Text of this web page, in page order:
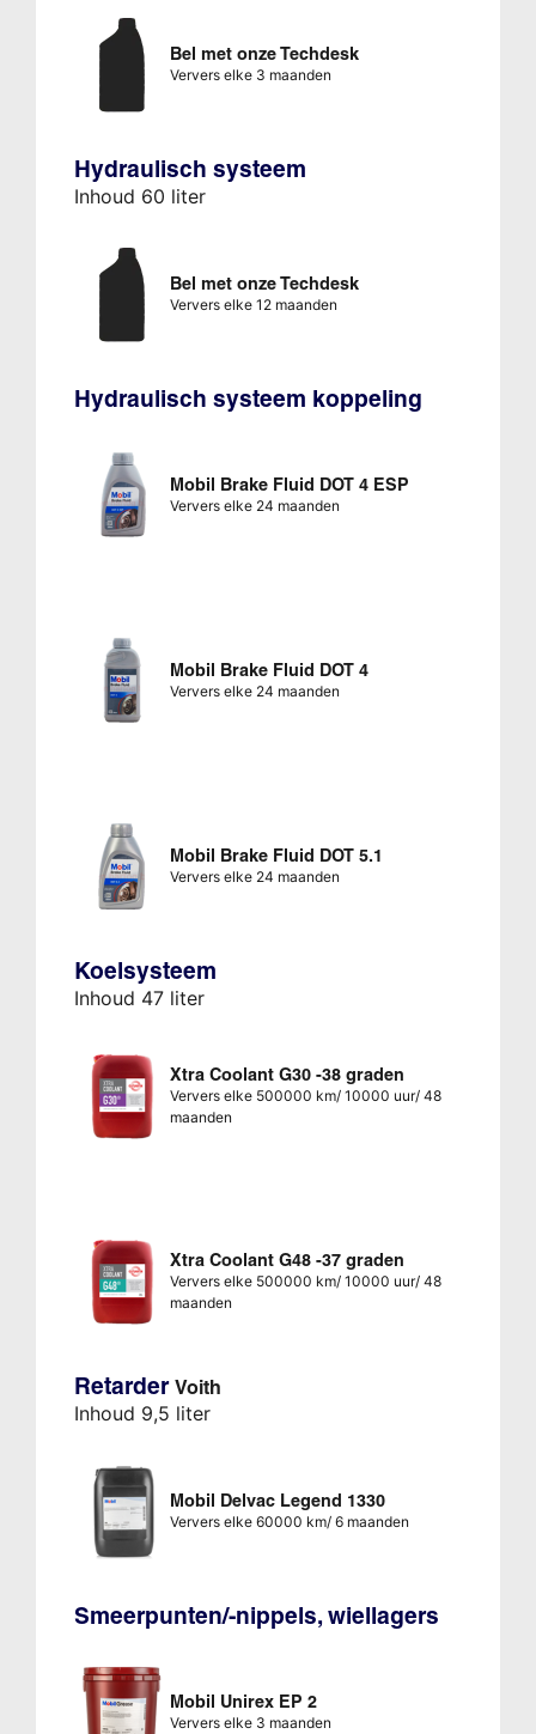
Bel met onze Techdesk
Ververs elke 3 maanden
Hydraulisch systeem
Inhoud 60 liter
Bel met onze Techdesk
Ververs elke 12 maanden
Hydraulisch systeem koppeling
Mobil Brake Fluid DOT 4 ESP
Ververs elke 24 maanden
Mobil Brake Fluid DOT 4
Ververs elke 24 maanden
Mobil Brake Fluid DOT 5.1
Ververs elke 24 maanden
Koelsysteem
Inhoud 47 liter
Xtra Coolant G30 -38 graden
Ververs elke 500000 km/ 10000 uur/ 48
maanden
Xtra Coolant G48 -37 graden
Ververs elke 500000 km/ 10000 uur/ 48
maanden
Retarder Voith
Inhoud 9,5 liter
Mobil Delvac Legend 1330
Ververs elke 60000 km/ 6 maanden
Smeerpunten/-nippels, wiellagers
Mobil Unirex EP 2
Ververs elke 3 maanden